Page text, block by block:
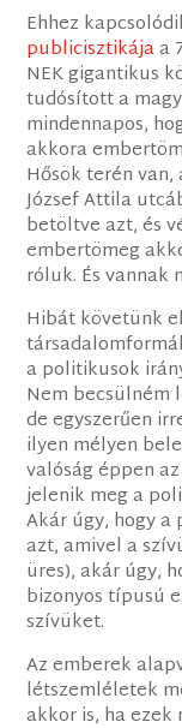
Ehhez
publicisztikájaa
NEK gigantikus
tudósított a
mindennapos,
akkora
Hősök terén
József Attila
betöltve azt, és
embertömeg
róluk. És vannak
Hibát követünk
a politikusok
Nem becsülném
de egyszerűen
ilyen mélyen
valóság éppen
jelenik meg a
Akár úgy, hogy
azt, amivel a
üres), akár úgy,
bizonyos típusú
szívüket.
Az emberek
létszemléletek
akkor is, ha ezek